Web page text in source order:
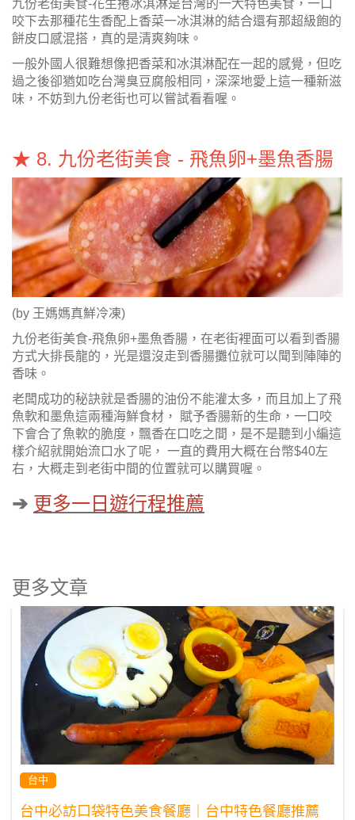
九份老街美食-花生捲冰淇淋是台灣的一大特色美食，一口
咬下去那種花生香配上香菜一冰淇淋的結合還有那超級飽的
餅皮口感混搭，真的是清爽夠味。
一般外國人很難想像把香菜和冰淇淋配在一起的感覺，但吃
過之後卻猶如吃台灣臭豆腐般相同，深深地愛上這一種新滋
味，不妨到九份老街也可以嘗試看看喔。
★ 8. 九份老街美食 - 飛魚卵+墨魚香腸
(by 王媽媽真鮮冷凍)
九份老街美食-飛魚卵+墨魚香腸，在老街裡面可以看到香腸
方式大排長龍的，光是還沒走到香腸攤位就可以聞到陣陣的
香味。
老闆成功的秘訣就是香腸的油份不能灌太多，而且加上了飛
魚軟和墨魚這兩種海鮮食材， 賦予香腸新的生命，一口咬
下會合了魚軟的脆度，飄香在口吃之間，是不是聽到小編這
樣介紹就開始流口水了呢， 一直的費用大概在台幣$40左
右，大概走到老街中間的位置就可以購買喔。
➔ 更多一日遊行程推薦
更多文章
台中
台中必訪口袋特色美食餐廳｜台中特色餐廳推薦